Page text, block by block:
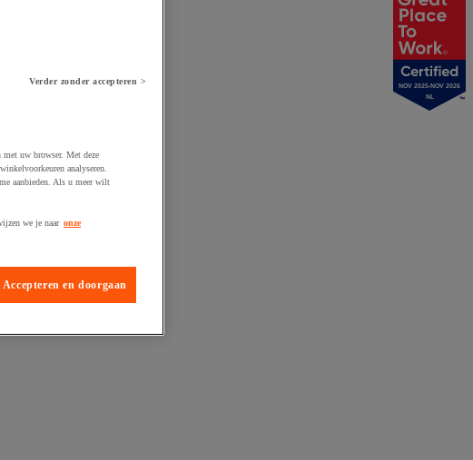
NOV 2025-NOV 2026
NL
Verder zonder accepteren >
uw browser. Met deze
analyseren.
aanbieden. Als u meer wilt
we je naar onze
Accepteren en doorgaan